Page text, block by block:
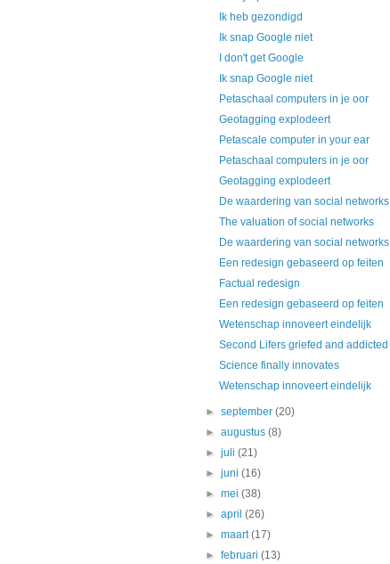
Ik heb gezondigd
Ik snap Google niet
I don't get Google
Ik snap Google niet
Petaschaal computers in je oor
Geotagging explodeert
Petascale computer in your ear
Petaschaal computers in je oor
Geotagging explodeert
De waardering van social networks
The valuation of social networks
De waardering van social networks
Een redesign gebaseerd op feiten
Factual redesign
Een redesign gebaseerd op feiten
Wetenschap innoveert eindelijk
Second Lifers griefed and addicted
Science finally innovates
Wetenschap innoveert eindelijk
►september(20)
►augustus(8)
►juli(21)
►juni(16)
►mei(38)
►april(26)
►maart(17)
►februari(13)